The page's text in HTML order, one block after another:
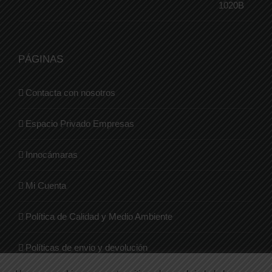
PÁGINAS
Contacta con nosotros
Espacio Privado Empresas
Innocámaras
Mi Cuenta
Política de Calidad y Medio Ambiente
Políticas de envio y devolución